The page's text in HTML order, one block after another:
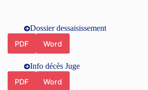
Dossier dessaisissement
PDF
Word
Info décès Juge
PDF
Word